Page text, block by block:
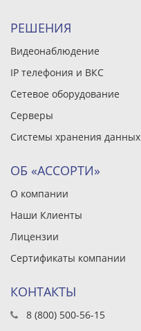
РЕШЕНИЯ
Видеонаблюдение
IP телефония и ВКС
Сетевое оборудование
Серверы
Системы хранения данных
ОБ «АССОРТИ»
О компании
Наши Клиенты
Лицензии
Сертификаты компании
КОНТАКТЫ
8 (800) 500-56-15